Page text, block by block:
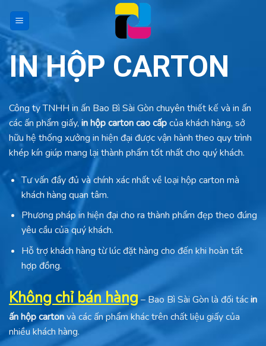
content
IN HỘP CARTON
Công ty TNHH in ấn Bao Bì Sài Gòn chuyên thiết kế và in ấn
các ấn phẩm giấy, in hộp carton cao cấpcủa khách hàng, sở
hữu hệ thống xưởng in hiện đại được vận hành theo quy trình
khép kín giúp mang lại thành phẩm tốt nhất cho quý khách.
Tư vấn đầy đủ và chính xác nhất về loại hộp carton mà
khách hàng quan tâm.
Phương pháp in hiện đại cho ra thành phẩm đẹp theo đúng
yêu cầu của quý khách.
Hỗ trợ khách hàng từ lúc đặt hàng cho đến khi hoàn tất
hợp đồng.
Không chỉ bán hàng– Bao Bì Sài Gòn là đối tácin
ấn hộp cartonvà các ấn phẩm khác trên chất liệu giấy của
nhiều khách hàng.